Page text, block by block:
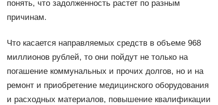
понять, что задолженность растет по разным
причинам.
Что касается направляемых средств в объеме 968
миллионов рублей, то они пойдут не только на
погашение коммунальных и прочих долгов, но и на
ремонт и приобретение медицинского оборудования
и расходных материалов, повышение квалификации